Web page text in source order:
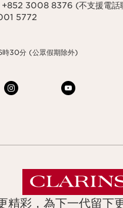
3008 8376 (不支援電話
5772
時30分 (公眾假期除外)
精彩，為下一代留下